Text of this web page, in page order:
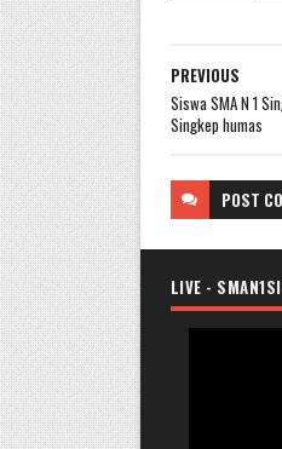
PREVIOUS
Siswa SMA N 1
Singkep humas
POST
LIVE -